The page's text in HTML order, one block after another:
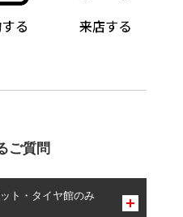
ご質問
ト・タイヤ館のみ